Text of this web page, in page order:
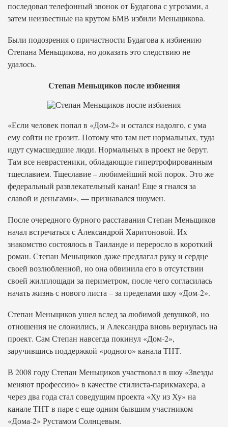
последовал телефонный звонок от Будагова с угрозами, а
затем неизвестные на крутом БМВ избили Меньщикова.
Были подозрения о причастности Будагова к избиению
Степана Меньщикова, но доказать это следствию не
удалось.
Степан Меньщиков после избиения
«Если человек попал в «Дом-2» и остался надолго, с ума
ему сойти не грозит. Потому что там нет нормальных, туда
идут сумасшедшие люди. Нормальных в проект не берут.
Там все неврастеники, обладающие гипертрофированным
тщеславием. Тщеславие – любимейший мой порок. Это же
федеральный развлекательный канал! Еще я гнался за
славой и деньгами», — признавался шоумен.
После очередного бурного расставания Степан Меньщиков
начал встречаться с Александрой Харитоновой. Их
знакомство состоялось в Таиланде и переросло в короткий
роман. Степан Меньщиков даже предлагал руку и сердце
своей возлюбленной, но она обвинила его в отсутствии
своей жилплощади за периметром, после чего согласилась
начать жизнь с нового листа – за пределами шоу «Дом-2».
Степан Меньщиков ушел вслед за любимой девушкой, но
отношения не сложились, и Александра вновь вернулась на
проект. Сам Степан навсегда покинул «Дом-2»,
заручившись поддержкой «родного» канала ТНТ.
В 2008 году Степан Меньщиков участвовал в шоу «Звезды
меняют профессию» в качестве стилиста-парикмахера, а
через два года стал соведущим проекта «Ху из Ху» на
канале ТНТ в паре с еще одним бывшим участником
«Дома-2» Рустамом Солнцевым.